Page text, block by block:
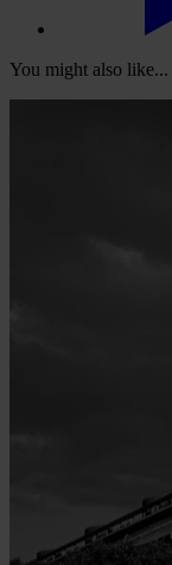
You might also like...